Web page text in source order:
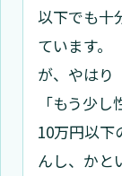
以下でも十
ています。
が、やはり
「もう少
10万円以下
んし、かと